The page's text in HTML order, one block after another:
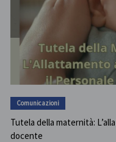
Comunicazioni
Tutela della maternità:
docente